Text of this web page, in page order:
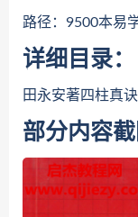
路径：9500本易
详细目录：
田永安著四柱真
部分内容截